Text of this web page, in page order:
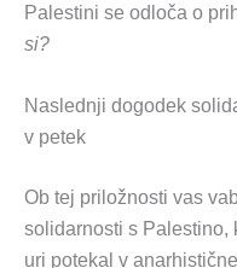
Palestini se odloča o
si?
Naslednji dogodek
v petek
Ob tej priložnosti vas
solidarnosti s Palestino,
uri potekal v